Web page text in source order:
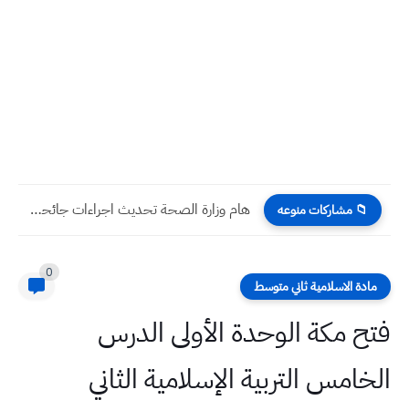
📁 مشاركات منوعه هام وزارة الصحة تحديث اجراءات جائحة كورونا عدم المطالبة بشهادة...
مادة الاسلامية ثاني متوسط
0
فتح مكة الوحدة الأولى الدرس
الخامس التربية الإسلامية الثاني